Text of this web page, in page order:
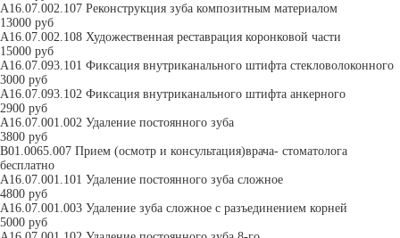
A16.07.002.107 Реконструкция зуба композитным материалом
13000 руб
A16.07.002.108 Художественная реставрация коронковой части
15000 руб
А16.07.093.101 Фиксация внутриканального штифта стекловолоконного
3000 руб
А16.07.093.102 Фиксация внутриканального штифта анкерного
2900 руб
А16.07.001.002 Удаление постоянного зуба
3800 руб
В01.0065.007 Прием (осмотр и консультация)врача- стоматолога
бесплатно
А16.07.001.101 Удаление постоянного зуба сложное
4800 руб
А16.07.001.003 Удаление зуба сложное с разъединением корней
5000 руб